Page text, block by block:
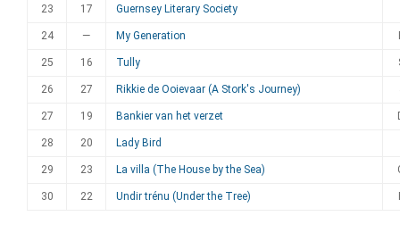
23 17 Guernsey Literary Society
24 — My Generation
25 16 Tully
26 27 Rikkie de Ooievaar (A Stork's Journey)
27 19 Bankier van het verzet
28 20 Lady Bird
29 23 La villa (The House by the Sea)
30 22 Undir trénu (Under the Tree)